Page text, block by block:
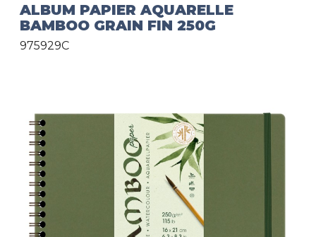
Cuir & trousses
ALBUM PAPIER AQUARELLE
BAMBOO GRAIN FIN 250G
975929C